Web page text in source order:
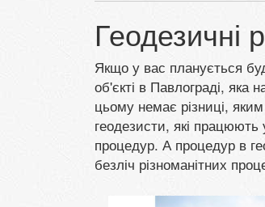
Геодезичні
Якщо у вас планується
об'єкті в Павлограді, яка
цьому немає різниці,
геодезисти, які
процедур. А процедур в
безліч різноманітних